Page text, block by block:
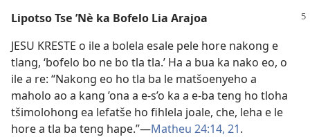
Lipotso Tse ’Nè ka Bofelo Lia Arajoa
JESU KRESTE o ile a bolela esale pele hore nakong e
tlang, ‘bofelo bo ne bo tla tla.’ Ha a bua ka nako eo, o
ile a re: “Nakong eo ho tla ba le matšoenyeho a
maholo ao a kang ’ona a e-s’o ka a e-ba teng ho tloha
tšimolohong ea lefatše ho fihlela joale, che, leha e le
hore a tla ba teng hape.”—Matheu 24:14, 21.